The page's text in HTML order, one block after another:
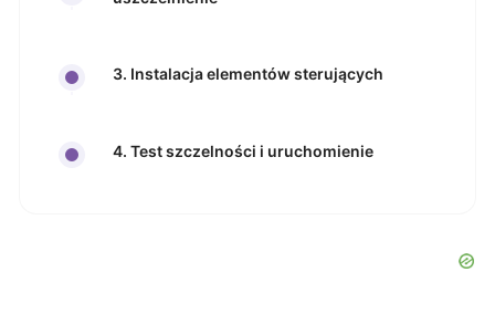
3. Instalacja elementów sterujących
4. Test szczelności i uruchomienie